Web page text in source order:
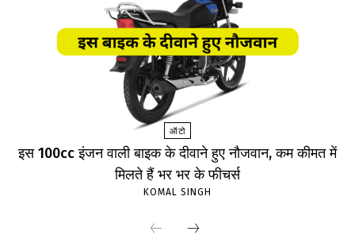
ऑटो
इस 100cc इंजन वाली बाइक के दीवाने हुए नौजवान, कम कीमत में
मिलते हैं भर भर के फीचर्स
KOMAL SINGH